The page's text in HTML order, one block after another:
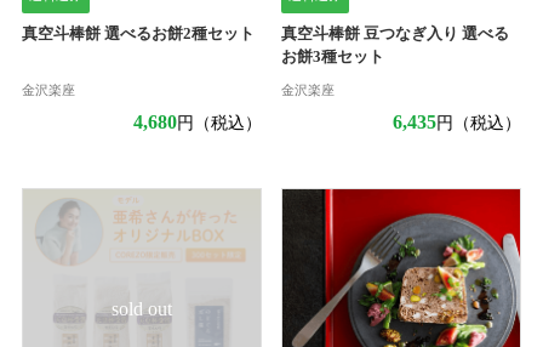
真空斗棒餅 選べるお餅2種セット
金沢楽座
4,680円（税込）
真空斗棒餅 豆つなぎ入り 選べる
お餅3種セット
金沢楽座
6,435円（税込）
sold out